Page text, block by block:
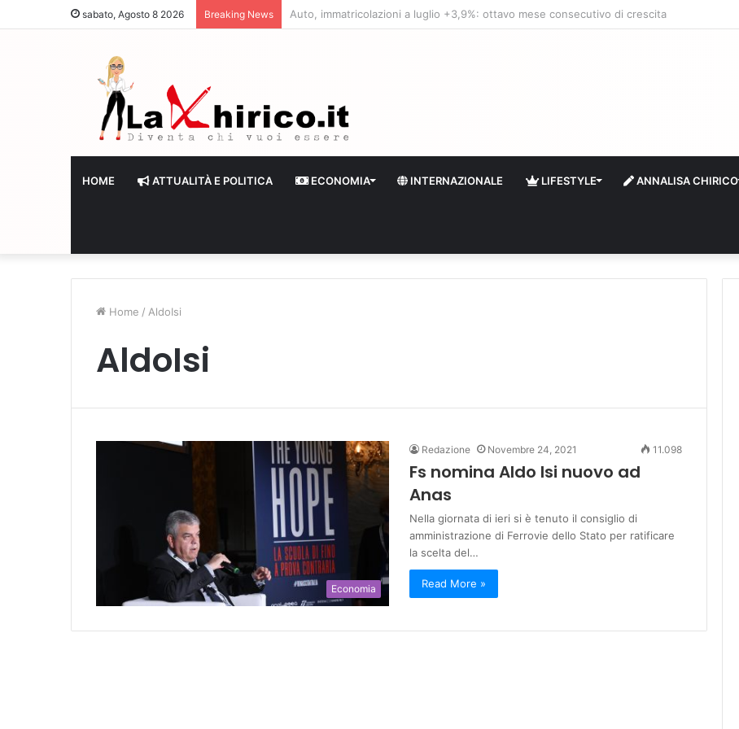
sabato, Agosto 8 2026 Breaking News Banche senza liquidità e riserve Fmi inutilizzabili: la crisi dell’economia russa
HOME ATTUALITÀ E POLITICA ECONOMIA INTERNAZIONALE LIFESTYLE ANNALISA CHIRICO
Home / AldoIsi
AldoIsi
Economia
Redazione Novembre 24, 2021 11.098
Fs nomina Aldo Isi nuovo ad
Anas
Nella giornata di ieri si è tenuto il consiglio di
amministrazione di Ferrovie dello Stato per ratificare
la scelta del…
Read More »